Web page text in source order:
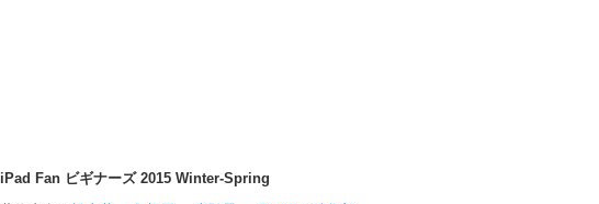
iPad Fan ビギナーズ 2015 Winter-Spring